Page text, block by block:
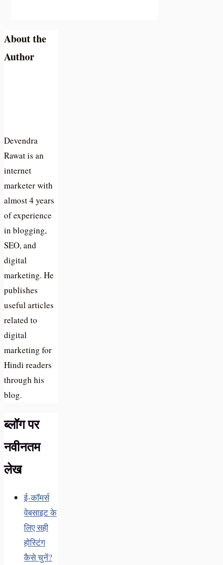
About the
Author
Devendra
Rawat is an
internet
marketer with
almost 4 years
of experience
in blogging,
SEO, and
digital
marketing. He
publishes
useful articles
related to
digital
marketing for
Hindi readers
through his
blog.
ब्लॉग पर
नवीनतम
लेख
ई-कॉमर्स
वेबसाइट के
लिए सही
होस्टिंग
कैसे चुनें?